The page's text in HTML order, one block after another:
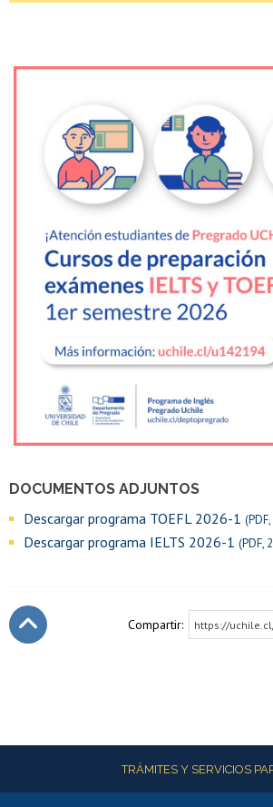
DOCUMENTOS ADJUNTOS
Descargar programa TOEFL 2026-1
Descargar programa IELTS 2026-1 (PDF,
Compartir: https://
Más informaciónTRÁMITES Y SERVICIOS